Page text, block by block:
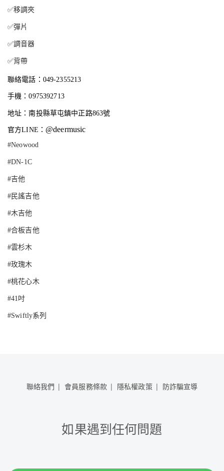
✅移調夾
✅彈片
✅調音器
✅背帶
聯絡電話：049-2355213
手機：0975392713
地址：南投縣草屯鎮中正路863號
官方LINE： @deermusic
#Neowood
#DN-1C
#吉他
#民謠吉他
#木吉他
#合板吉他
#雲杉木
#玫瑰木
#桃花心木
#41吋
#Swiftly系列
聯絡我們 會員服務條款 隱私權政策 防詐騙宣導
如果遇到任何問題